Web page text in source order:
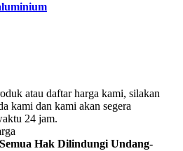
atau daftar harga kami, silakan
kami dan kami akan segera
24 jam.
Hak Dilindungi Undang-